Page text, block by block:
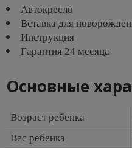
Автокресло
Вставка для
Инструкция
Гарантия 24 месяца
Основные
Возраст ребенка
Вес ребенка